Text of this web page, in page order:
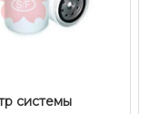
системы